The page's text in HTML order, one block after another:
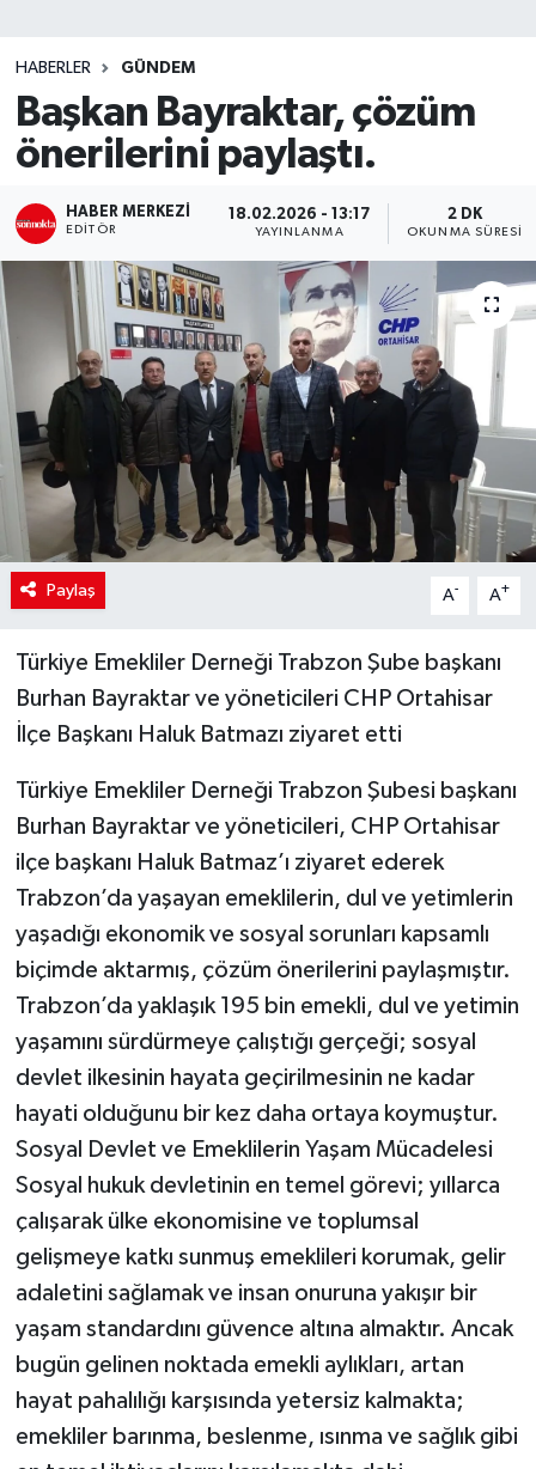
HABERLER GÜNDEM
Başkan Bayraktar, çözüm
önerilerini paylaştı.
HABER MERKEZI
EDITÖR
18.02.2026 - 13:17
YAYINLANMA
2 DK
OKUNMA SÜRESI
Paylaş A- A+
Türkiye Emekliler Derneği Trabzon Şube başkanı
Burhan Bayraktar ve yöneticileri CHP Ortahisar
İlçe Başkanı Haluk Batmazı ziyaret etti
Türkiye Emekliler Derneği Trabzon Şubesi başkanı
Burhan Bayraktar ve yöneticileri, CHP Ortahisar
ilçe başkanı Haluk Batmaz’ı ziyaret ederek
Trabzon’da yaşayan emeklilerin, dul ve yetimlerin
yaşadığı ekonomik ve sosyal sorunları kapsamlı
biçimde aktarmış, çözüm önerilerini paylaşmıştır.
Trabzon’da yaklaşık 195 bin emekli, dul ve yetimin
yaşamını sürdürmeye çalıştığı gerçeği; sosyal
devlet ilkesinin hayata geçirilmesinin ne kadar
hayati olduğunu bir kez daha ortaya koymuştur.
Sosyal Devlet ve Emeklilerin Yaşam Mücadelesi
Sosyal hukuk devletinin en temel görevi; yıllarca
çalışarak ülke ekonomisine ve toplumsal
gelişmeye katkı sunmuş emeklileri korumak, gelir
adaletini sağlamak ve insan onuruna yakışır bir
yaşam standardını güvence altına almaktır. Ancak
bugün gelinen noktada emekli aylıkları, artan
hayat pahalılığı karşısında yetersiz kalmakta;
emekliler barınma, beslenme, ısınma ve sağlık gibi
Teknoloji
TRABZON
TRABZONSPOR
Yaşam